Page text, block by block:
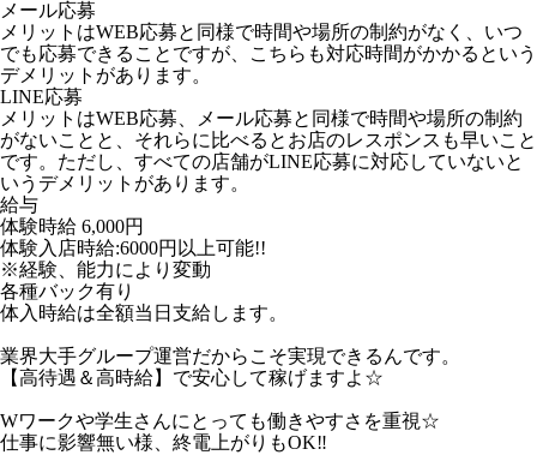
メール応募
メリットはWEB応募と同様で時間や場所の制約がなく、いつ
でも応募できることですが、こちらも対応時間がかかるという
デメリットがあります。
LINE応募
メリットはWEB応募、メール応募と同様で時間や場所の制約
がないことと、それらに比べるとお店のレスポンスも早いこと
です。ただし、すべての店舗がLINE応募に対応していないと
いうデメリットがあります。
給与
体験時給 6,000円
体験入店時給:6000円以上可能!!
※経験、能力により変動
各種バック有り
体入時給は全額当日支給します。
業界大手グループ運営だからこそ実現できるんです。
【高待遇＆高時給】で安心して稼げますよ☆
Wワークや学生さんにとっても働きやすさを重視☆
仕事に影響無い様、終電上がりもOK‼